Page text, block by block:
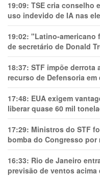
19:09: TSE cria conselho
uso indevido de IA nas
19:02: "Latino-americano
de secretário de Donald
18:37: STF impõe derrota
recurso de Defensoria
17:48: EUA exigem
liberar quase 60 mil
17:29: Ministros do STF
bomba do Congresso por
16:33: Rio de Janeiro
previsão de ventos acima